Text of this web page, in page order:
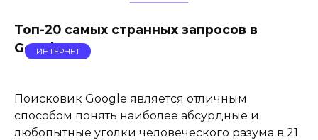
Топ-20 самых странных запросов в
Google
ИНТЕРНЕТ
Поисковик Google является отличным
способом понять наиболее абсурдные и
любопытные уголки человеческого разума в 21